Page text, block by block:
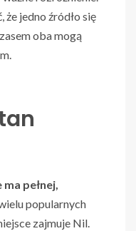
że jedno źródło się
oba mogą
ma pełnej,
popularnych
zajmuje Nil.